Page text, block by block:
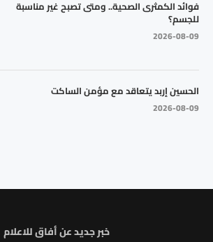
فوائد الكمثرى الصحية.. ومتى تصبح غير مناسبة
للجسم؟
2026-08-09
الحسين إربد يتعاقد مع مؤمن الساكت
2026-08-09
خبر جديد عن أفاق للاعلام